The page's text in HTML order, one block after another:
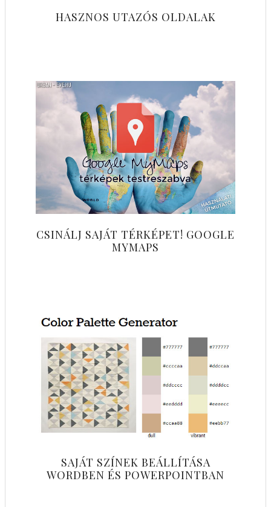
HASZNOS UTAZÓS OLDALAK
CSINÁLJ SAJÁT TÉRKÉPET! GOOGLE
MYMAPS
SAJÁT SZÍNEK BEÁLLÍTÁSA
WORDBEN ÉS POWERPOINTBAN